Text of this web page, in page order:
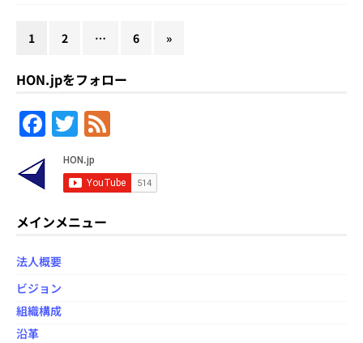
1 2 … 6 »
HON.jpをフォロー
F
b
o
o
k
T
w
itt
er
e
d
メインメニュー
法人概要
ビジョン
組織構成
沿革